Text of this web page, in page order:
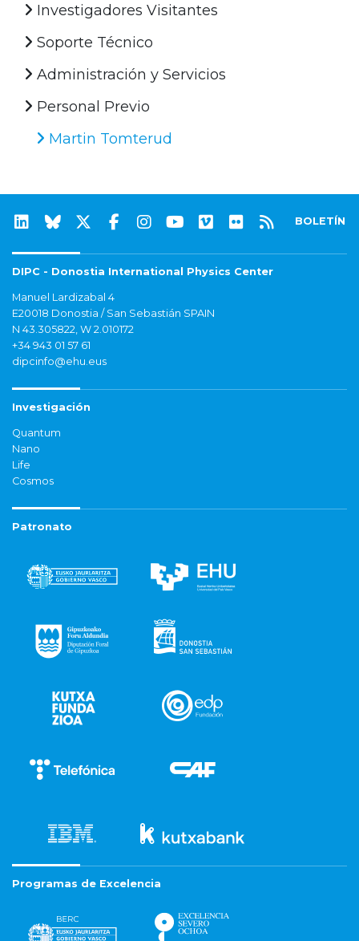
Investigadores Visitantes
Soporte Técnico
Administración y Servicios
Personal Previo
Martin Tomterud
BOLETÍN
DIPC - Donostia International Physics Center
Manuel Lardizabal 4
E20018 Donostia / San Sebastián SPAIN
N 43.305822, W 2.010172
+34 943 01 57 61
dipcinfo@ehu.eus
Investigación
Quantum
Nano
Life
Cosmos
Patronato
Programas de Excelencia